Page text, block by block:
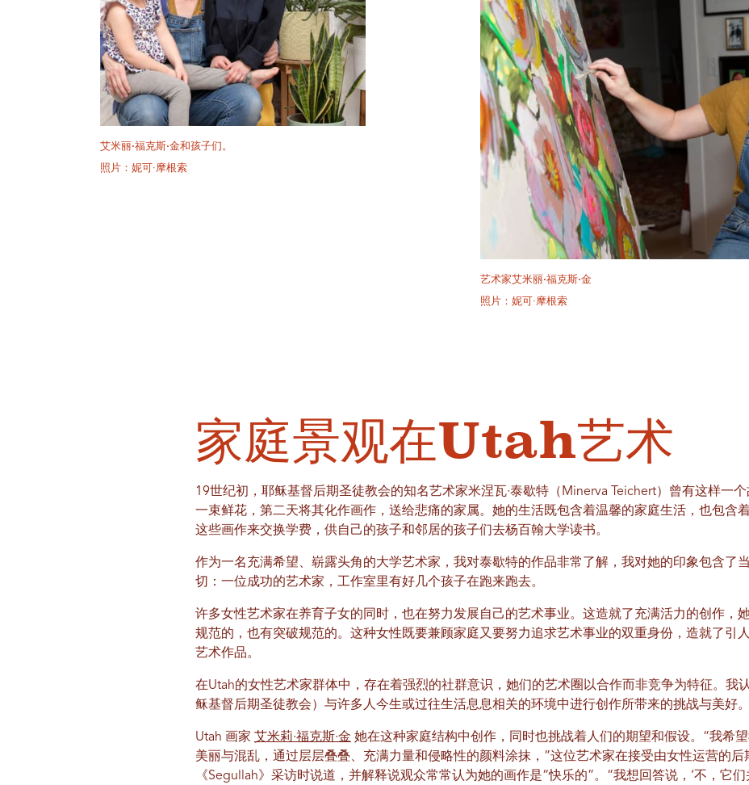
艾米丽·福克斯·金和孩子们。
照片：妮可·摩根索
艺术家艾米丽·福克斯·金
照片：妮可·摩根索
家庭景观在Utah艺术
19世纪初，耶稣基督后期圣徒教会的知名艺术家米涅瓦·泰歇特（Minerva Teichert）曾有这样一
一束鲜花，第二天将其化作画作，送给悲痛的家属。她的生活既包含着温馨的家庭生活，也包含
这些画作来交换学费，供自己的孩子和邻居的孩子们去杨百翰大学读书。
作为一名充满希望、崭露头角的大学艺术家，我对泰歇特的作品非常了解，我对她的印象包含了
切：一位成功的艺术家，工作室里有好几个孩子在跑来跑去。
许多女性艺术家在养育子女的同时，也在努力发展自己的艺术事业。这造就了充满活力的创作，
规范的，也有突破规范的。这种女性既要兼顾家庭又要努力追求艺术事业的双重身份，造就了引
艺术作品。
在Utah的女性艺术家群体中，存在着强烈的社群意识，她们的艺术圈以合作而非竞争为特征。我
稣基督后期圣徒教会）与许多人今生或过往生活息息相关的环境中进行创作所带来的挑战与美好。
Utah 画家 艾米莉·福克斯·金 她在这种家庭结构中创作，同时也挑战着人们的期望和假设。“我希
美丽与混乱，通过层层叠叠、充满力量和侵略性的颜料涂抹，”这位艺术家在接受由女性运营的后
《Segullah》采访时说道，并解释说观众常常认为她的画作是“快乐的”。“我想回答说，‘不，它